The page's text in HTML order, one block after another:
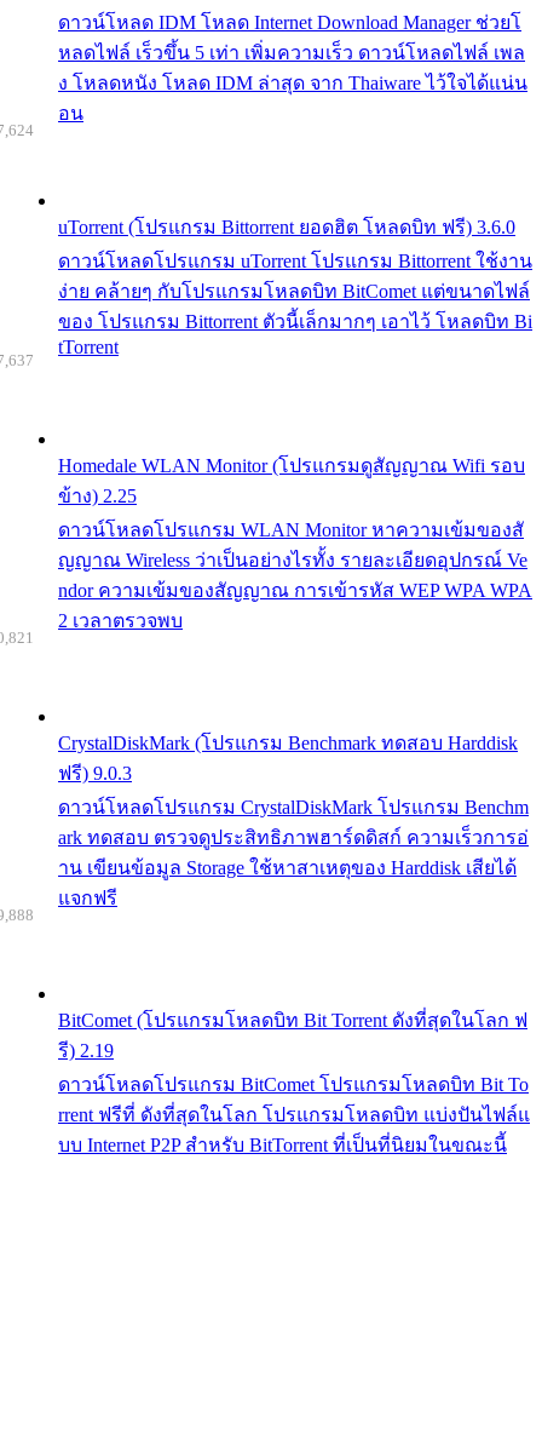
ดาวน์โหลด IDM โหลด Internet Download Manager ช่วยโ
หลดไฟล์ เร็วขึ้น 5 เท่า เพิ่มความเร็ว ดาวน์โหลดไฟล์ เพล
ง โหลดหนัง โหลด IDM ล่าสุด จาก Thaiware ไว้ใจได้แน่น
อน
uTorrent (โปรแกรม Bittorrent ยอดฮิต โหลดบิท ฟรี) 3.6.0
ดาวน์โหลดโปรแกรม uTorrent โปรแกรม Bittorrent ใช้งาน
ง่าย คล้ายๆ กับโปรแกรมโหลดบิท BitComet แต่ขนาดไฟล์
ของ โปรแกรม Bittorrent ตัวนี้เล็กมากๆ เอาไว้ โหลดบิท Bi
tTorrent
Homedale WLAN Monitor (โปรแกรมดูสัญญาณ Wifi รอบ
ข้าง) 2.25
ดาวน์โหลดโปรแกรม WLAN Monitor หาความเข้มของสั
ญญาณ Wireless ว่าเป็นอย่างไรทั้ง รายละเอียดอุปกรณ์ Ve
ndor ความเข้มของสัญญาณ การเข้ารหัส WEP WPA WPA
2 เวลาตรวจพบ
CrystalDiskMark (โปรแกรม Benchmark ทดสอบ Harddisk
ฟรี) 9.0.3
ดาวน์โหลดโปรแกรม CrystalDiskMark โปรแกรม Benchm
ark ทดสอบ ตรวจดูประสิทธิภาพฮาร์ดดิสก์ ความเร็วการอ่
าน เขียนข้อมูล Storage ใช้หาสาเหตุของ Harddisk เสียได้
แจกฟรี
BitComet (โปรแกรมโหลดบิท Bit Torrent ดังที่สุดในโลก ฟ
รี) 2.19
ดาวน์โหลดโปรแกรม BitComet โปรแกรมโหลดบิท Bit To
rrent ฟรีที่ ดังที่สุดในโลก โปรแกรมโหลดบิท แบ่งปันไฟล์แ
บบ Internet P2P สำหรับ BitTorrent ที่เป็นที่นิยมในขณะนี้